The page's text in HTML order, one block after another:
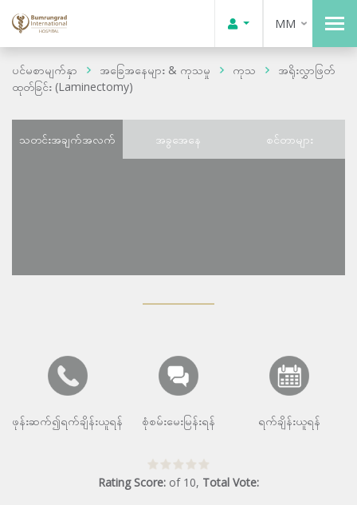
MM
ပင်မစာမျက်နှာ အခြေအနေများ & ကုသမှု ကုသ
အရိုးလွှာဖြတ်
ထုတ်ခြင်း (Laminectomy)
သတင်းအချက်အလက် အခွအေနေ စင်တာများ
ဖုန်းဆက်၍ရက်ချိန်းယူရန် စုံစမ်းမေးမြန်းရန် ရက်ချိန်းယူရန်
Rating Score: of 10, Total Vote: